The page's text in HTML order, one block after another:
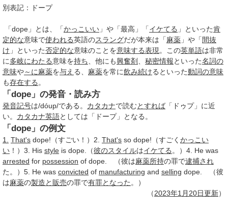
別表記： ドープ
「dope」とは、「かっこいい 」や「最高」「イケてる 」といった肯
定的な意味で使われる英語のスラングだが本来は「麻薬 」や「 間抜
け 」といった否定的な意味のことを意味する表現 。この英単語は非常
に多岐にわたる意味を持ち 、他にも興奮剤 秘密情報といった名詞の
意味や～に麻薬を与え る、 麻薬を常に飲み続けるといった動詞の意味
も存在する 。
「dope」の発音・読み方
発音記号は/dóup/である。 カタカナで読むとすれば 「ドゥプ」に近
い。 カタカナ英語としては「ドープ」となる。
「dope」の例文
1. That's dope!（すごい！）2. That's so dope!（すごく かっこい
い ！）3. His style is dope.（彼のスタイルはイケてる 。）4. He was
arrested for possession of dope. （彼は麻薬所持の罪で逮捕され
た。）5. He was convicted of manufacturing and selling dope. （彼
は麻薬の製造と販売の罪で有罪となった 。）
（2023年1月20日更新）